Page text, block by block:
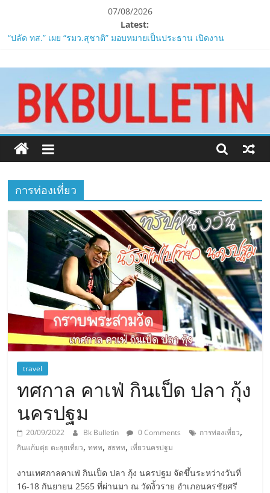
content
07/08/2026
Latest:
“ปลัด ทส.” เผย “รมว.สุชาติ” มอบหมายเป็นประธาน เปิดงาน
ห้ามพลาด! Smilegate เปิดตัว ‘เฮเลนา’ เซิร์ฟเวอร์ใหม่ของ
LORDNINE 29 ก.ค. นี้
LORDNINE ครบรอบ 1 ปี! Smilegate เปิด “Helena” เซิร์ฟฯ ใหม่
พร้อมอาวุธเคียวและศึกกิลด์-PvP เดือดครึ่งปีหลัง 2026
Smilegate ฉลองครบรอบ 1 ปี “Lordnine”เปิดตัวเซิร์ฟใหม่ ‘Helena’
บูสต์ EXP กระฉูด 50% พร้อมแจกซัมมอนสูงสุด 1,111 ครั้ง!
ZTE จับมือ AIS อัปเกรด Backbone Networkสำหรับภาครัฐและองค์กร
เสนอ
ข่าว
ครบ
ทุก
การท่องเที่ยว
travel
ทศกาล คาเฟ่ กินเป็ด ปลา กุ้ง
นครปฐม
20/09/2022 Bk Bulletin 0 Comments การท่องเที่ยว,
กินแก้มตุ่ย ตะลุยเที่ยว,ททท, สธทท, เที่ยวนครปฐม
งานเทศกาลคาเฟ่ กินเป็ด ปลา กุ้ง นครปฐม จัดขึ้นระหว่างวันที่
16-18 กันยายน 2565 ที่ผ่านมา ณ วัดงิ้วราย อำเภอนครชัยศรี